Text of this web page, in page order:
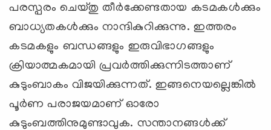
പരസ്പരം ചെയ്തു തീര്‍ക്കേണ്ടതായ കടമകള്‍ക്കും
ബാധ്യതകള്‍ക്കും നാന്ദികുറിക്കുന്നു. ഇത്തരം
കടമകളും ബന്ധങ്ങളും ഇരുവിഭാഗങ്ങളും
ക്രിയാത്മകമായി പ്രവര്‍ത്തിക്കുന്നിടത്താണ്
കുടുംബാകം വിജയിക്കുന്നത്. ഇങ്ങനെയല്ലെങ്കില്‍
പൂര്‍ണ പരാജയമാണ് ഓരോ
കുടുംബത്തിനുമുണ്ടാവുക. സന്താനങ്ങള്‍ക്ക്